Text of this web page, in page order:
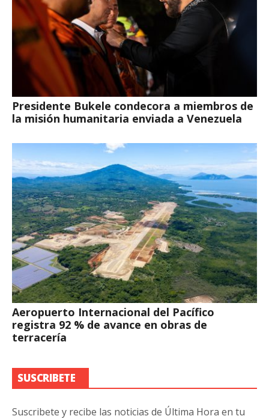
Presidente Bukele condecora a miembros de
la misión humanitaria enviada a Venezuela
Aeropuerto Internacional del Pacífico
registra 92 % de avance en obras de
terracería
SUSCRIBETE
Suscribete y recibe las noticias de Última Hora en tu